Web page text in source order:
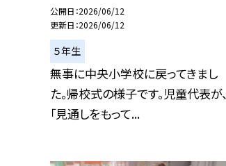
公開日 2026/06/12
更新日 2026/06/12
５年生
無事に中央小学校に戻ってきまし
た。帰校式の様子です。児童代表が、
「見通しをもって...